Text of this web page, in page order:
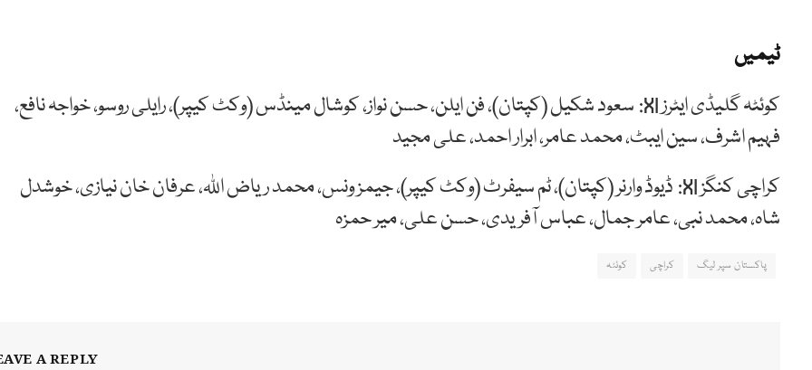
ٹیمیں
کوئٹہ گلیڈی ایٹرز XI: سعود شکیل (کپتان)، فن ایلن، حسن نواز، کوشال مینڈس (وکٹ کیپر)، رایلی روسو، خواجہ نافع،
فہیم اشرف، سین ایبٹ، محمد عامر، ابرار احمد، علی مجید
کراچی کنگز XI: ڈیوڈ وارنر (کپتان)، ٹم سیفرٹ (وکٹ کیپر)، جیمز ونس، محمد ریاض اللہ، عرفان خان نیازی، خوشدل
شاہ، محمد نبی، عامر جمال، عباس آفریدی، حسن علی، میر حمزہ
پاکستان سپر لیگ کراچی کوئٹہ
A REPLY